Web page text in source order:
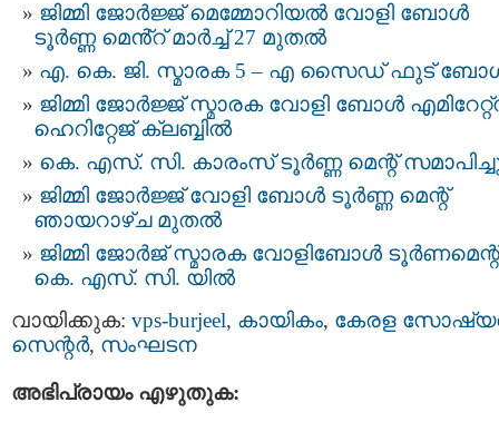
ജിമ്മി ജോർജ്ജ് മെമ്മോറിയൽ വോളി ബോൾ
ടൂർണ്ണ മെൻ്റ് മാർച്ച് 27 മുതൽ
എ. കെ. ജി. സ്മാരക 5 – എ സൈഡ് ഫുട്
ജിമ്മി ജോർജ്ജ്​ സ്മാരക വോളി ബോള്‍
ഹെറിറ്റേജ് ക്ലബ്ബിൽ
കെ. എസ്. സി. കാരംസ്‌ ടൂർണ്ണ മെന്റ്
ജിമ്മി ജോര്‍ജ്ജ്‌ വോളി ബോള്‍ ടൂര്‍ണ്ണ മെന്റ്
ഞായറാഴ്ച മുതൽ
ജിമ്മി ജോര്‍ജ് സ്മാരക വോളിബോള്‍ ടൂര്‍ണമെന്റ്
കെ. എസ്. സി. യില്‍
വായിക്കുക: vps-burjeel, കായികം, കേരള
സെന്റര്‍, സംഘടന
അഭിപ്രായം എഴുതുക: